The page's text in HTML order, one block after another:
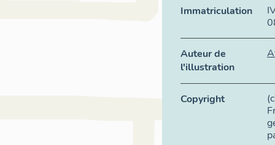
Immatriculation
Auteur de
l'illustration
Copyright